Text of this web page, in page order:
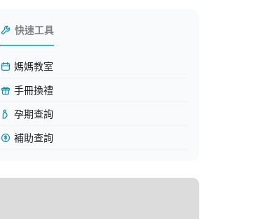
快速工具
媽媽教室
手冊換禮
孕期查詢
補助查詢